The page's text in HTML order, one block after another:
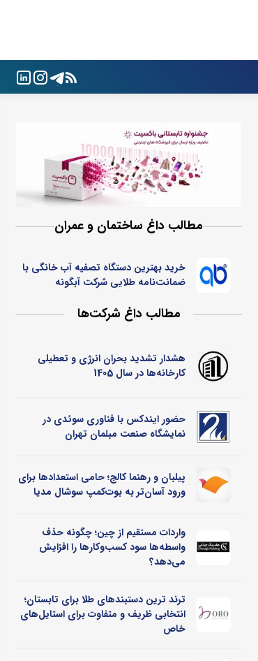
مطالب داغ ساختمان و عمران
خرید بهترین دستگاه تصفیه آب خانگی با
ضمانت‌نامه طلایی شرکت آبگونه
مطالب داغ شرکت‌ها
هشدار تشدید بحران انرژی و تعطیلی
کارخانه‌ها در سال 1405
حضور ایندکس با فناوری سوئدی در
نمایشگاه صنعت مبلمان تهران
پیلبان و رهنما کالج؛ حامی استعدادها برای
ورود آسان‌تر به بوت‌کمپ سوشال مدیا
واردات مستقیم از چین؛ چگونه حذف
واسطه‌ها سود کسب‌وکارها را افزایش
می‌دهد؟
ترند ترین دستبندهای طلا برای تابستان؛
انتخابی ظریف و متفاوت برای استایل‌های
خاص